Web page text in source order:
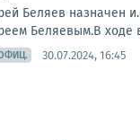
Беляев назначен
Беляевым.В ходе
30.07.2024, 16:45